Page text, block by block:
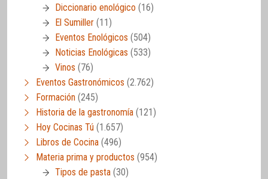
Diccionario enológico (16)
El Sumiller (11)
Eventos Enológicos (504)
Noticias Enológicas (533)
Vinos (76)
Eventos Gastronómicos (2.762)
Formación (245)
Historia de la gastronomía (121)
Hoy Cocinas Tú (1.657)
Libros de Cocina (496)
Materia prima y productos (954)
Tipos de pasta (30)